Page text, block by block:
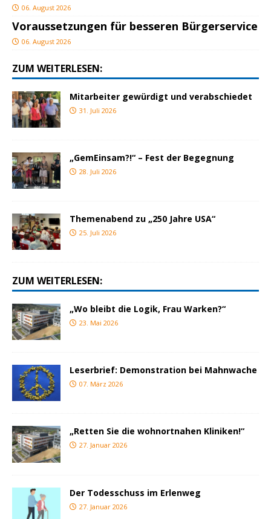
06. August 2026
Voraussetzungen für besseren Bürgerservice
06. August 2026
ZUM WEITERLESEN:
Mitarbeiter gewürdigt und verabschiedet
31. Juli 2026
„GemEinsam?!“ – Fest der Begegnung
28. Juli 2026
Themenabend zu „250 Jahre USA“
25. Juli 2026
ZUM WEITERLESEN:
„Wo bleibt die Logik, Frau Warken?“
23. Mai 2026
Leserbrief: Demonstration bei Mahnwache
07. März 2026
„Retten Sie die wohnortnahen Kliniken!“
27. Januar 2026
Der Todesschuss im Erlenweg
27. Januar 2026